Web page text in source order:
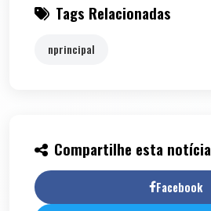
Tags Relacionadas
nprincipal
Compartilhe esta notícia
Facebook